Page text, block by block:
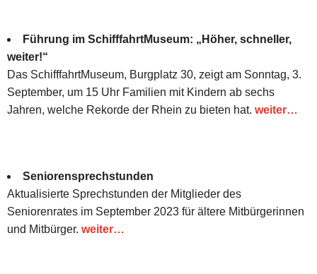
Führung im SchifffahrtMuseum: „Höher, schneller,
weiter!“
Das SchifffahrtMuseum, Burgplatz 30, zeigt am Sonntag, 3.
September, um 15 Uhr Familien mit Kindern ab sechs
Jahren, welche Rekorde der Rhein zu bieten hat. weiter…
Seniorensprechstunden
Aktualisierte Sprechstunden der Mitglieder des
Seniorenrates im September 2023 für ältere Mitbürgerinnen
und Mitbürger. weiter…